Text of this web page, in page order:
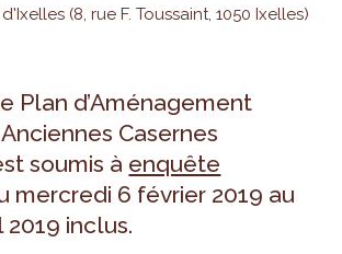
(8, rue F. Toussaint, 1050 Ixelles)
Plan d’Aménagement
Casernes
soumis à enquête
mercredi 6 février 2019 au
2019 inclus.